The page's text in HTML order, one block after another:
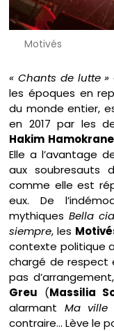
Motivés
« Chants de lutte »
les époques en
du monde entier,
en 2017 par les
Hakim Hamokrane
Elle a l’avantage
aux soubresauts
comme elle est
eux. De
mythiquesBella
siempre, les
contexte politique
chargé de respect
pas
Greu (Massilia
alarmant Ma ville
contraire… Lève le